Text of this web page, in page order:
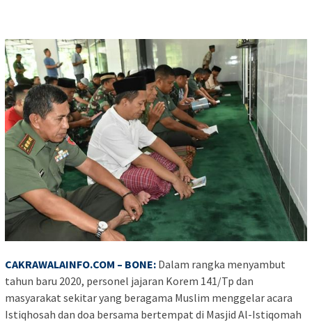
CAKRAWALAINFO.COM – BONE: Dalam rangka menyambut
tahun baru 2020, personel jajaran Korem 141/Tp dan
masyarakat sekitar yang beragama Muslim menggelar acara
Istiqhosah dan doa bersama bertempat di Masjid Al-Istiqomah